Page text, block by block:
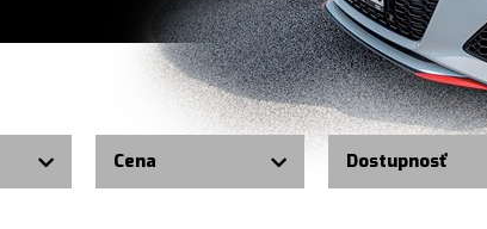
Cena Dostupnosť